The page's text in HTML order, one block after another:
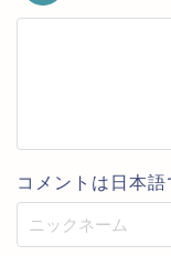
コメントは日本